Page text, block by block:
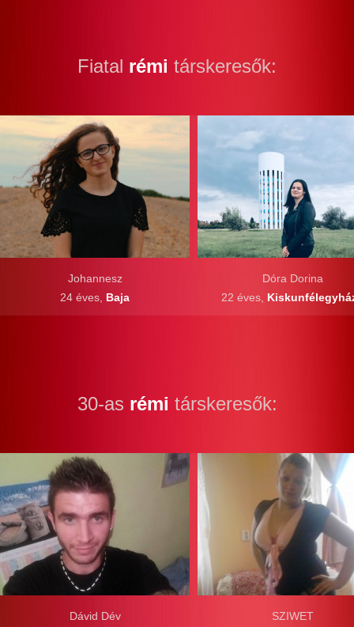
Fiatal rémi társkeresők:
Johannesz
24 éves, Baja
Dóra Dorina
22 éves,
30-as rémi társkeresők:
SZIWET
Dávid Dév